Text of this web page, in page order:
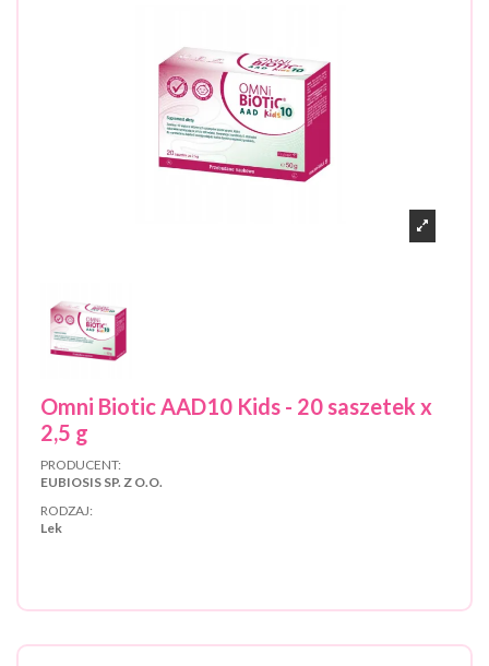
Omni Biotic AAD10 Kids - 20 saszetek x
2,5 g
PRODUCENT:
EUBIOSIS SP. Z O.O.
RODZAJ:
Lek